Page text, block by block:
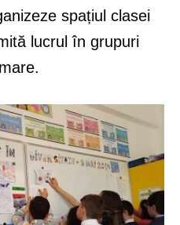
spațiul clasei
lucrul în grupuri